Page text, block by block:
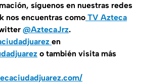
síguenos en nuestras redes
nos encuentras como TV Azteca
@AztecaJrz.
en
o también visita más